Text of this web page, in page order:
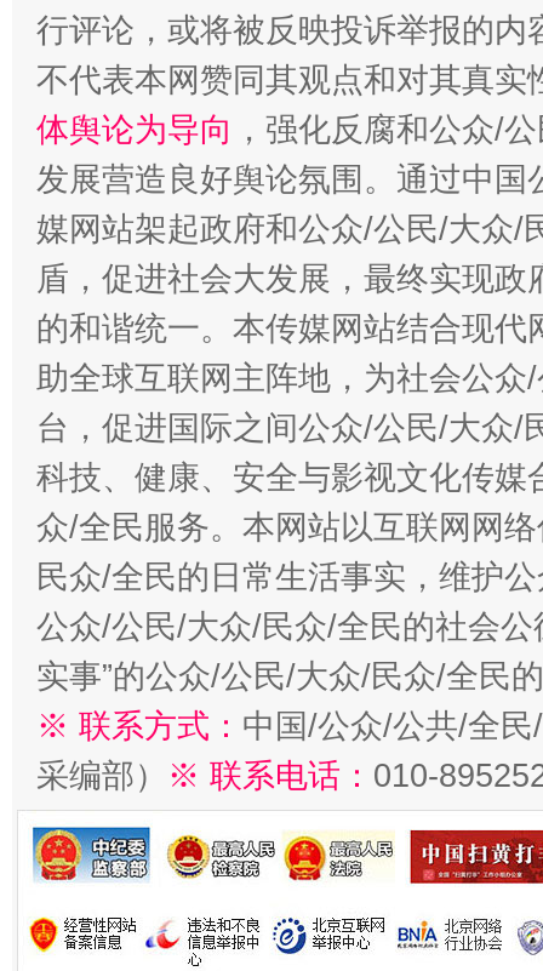
行评论，或将被反映投诉举报的
不代表本网赞同其观点和对其真实
体舆论为导向 ，强化反腐和公众/
发展营造良好舆论氛围。通过中
媒网站架起政府和公众/公民/大众/
盾，促进社会大发展，最终实现
的和谐统一。本传媒网站结合现
助全球互联网主阵地，为社会公
台，促进国际之间公众/公民/大众/
科技、健康、安全与影视文化传
众/全民服务。本网站以互联网网
民众/全民的日常生活事实，维护
公众/公民/大众/民众/全民的社会公
实事”的公众/公民/大众/民众/全民
※ 联系方式： 中国/公众/公共/全
采编部） ※ 联系电话： 010-